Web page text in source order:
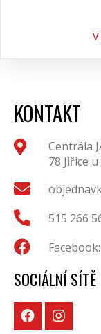
KONTAKT
Centrála
78 Jiřice
515 266
SOCIÁLNÍ SÍTĚ